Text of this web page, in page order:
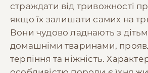
страждати від тривожності
якщо їх залишати самих на
Вони чудово ладнають з
домашніми тваринами,
терпіння та ніжність.